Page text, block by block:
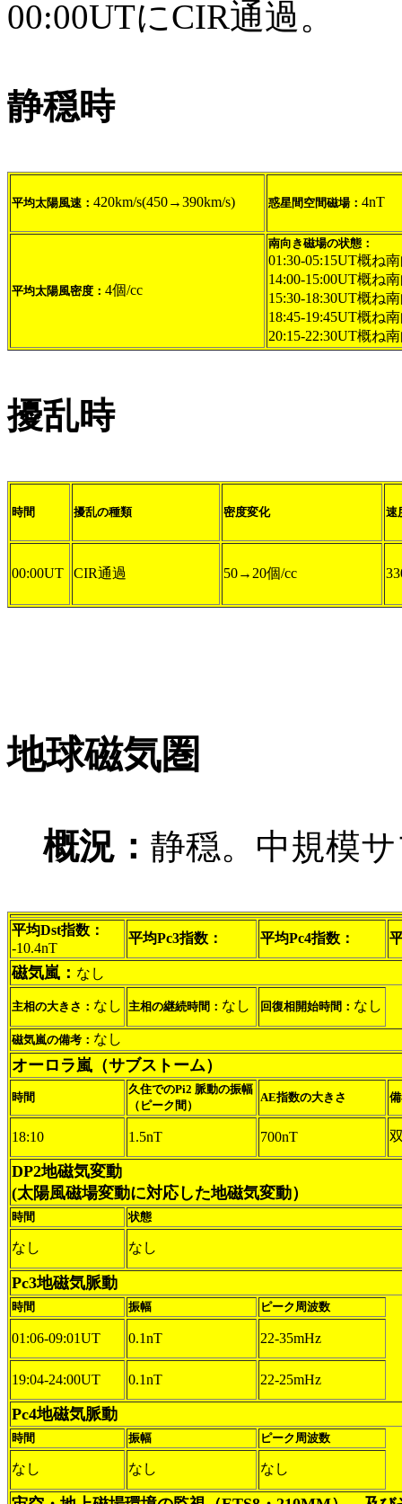
00:00UTにCIR通過。
静穏時
平均太陽風速： 420km/s(450→390km/s) 惑星間空間磁場： 4nT
平均太陽風密度： 4個/cc
南向き磁場の状態：
01:30-05:15UT概ね
14:00-15:00UT概ね
15:30-18:30UT概ね
18:45-19:45UT概ね
20:15-22:30UT概ね
擾乱時
時間 擾乱の種類 密度変化 速
00:00UT CIR通過 50→20個/cc
地球磁気圏
概況： 静穏。中規模
平均Dst指数：
-10.4nT
平均Pc3指数： 平均Pc4指数：
磁気嵐： なし
主相の大きさ： なし 主相の継続時間： なし 回復相開始時間： なし
磁気嵐の備考： なし
オーロラ嵐（サブストーム）
時間
久住でのPi2 脈動の振幅
（ピーク間）
AE指数の大きさ
18:10 1.5nT 700nT
DP2地磁気変動
(太陽風磁場変動に対応した地磁気変動）
時間 状態
なし なし
Pc3地磁気脈動
時間 振幅 ピーク周波数
01:06-09:01UT 0.1nT 22-35mHz
19:04-24:00UT 0.1nT 22-25mHz
Pc4地磁気脈動
時間 振幅 ピーク周波数
なし なし なし